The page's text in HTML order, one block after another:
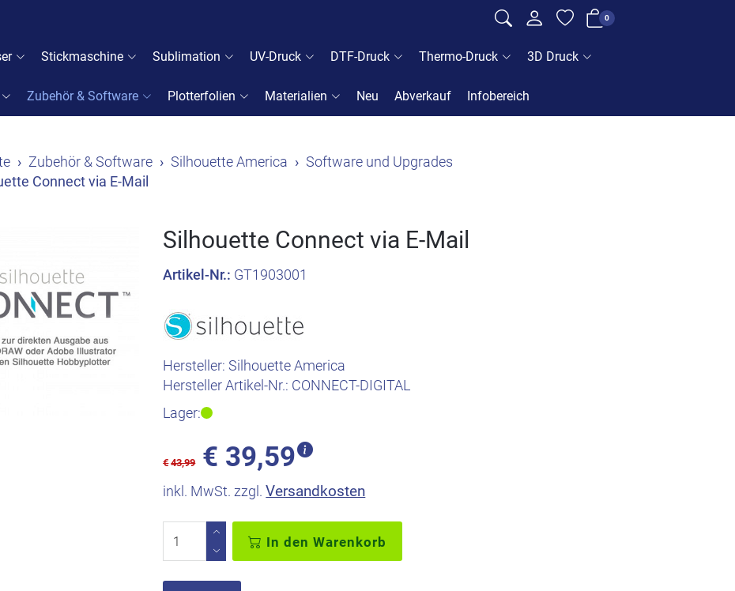
0
Stickmaschine Sublimation UV-Druck DTF-Druck Thermo-Druck 3D Druck
Zubehör & Software Plotterfolien Materialien Neu Abverkauf Infobereich
Zubehör & Software Silhouette America
Software und Upgrades
Connect via E-Mail
Silhouette Connect via E-Mail
Artikel-Nr.: GT1903001
Hersteller: Silhouette America
Hersteller Artikel-Nr.: CONNECT-DIGITAL
Lager:
€ 43,99 € 39,59
inkl. MwSt. zzgl.Versandkosten
In den Warenkorb